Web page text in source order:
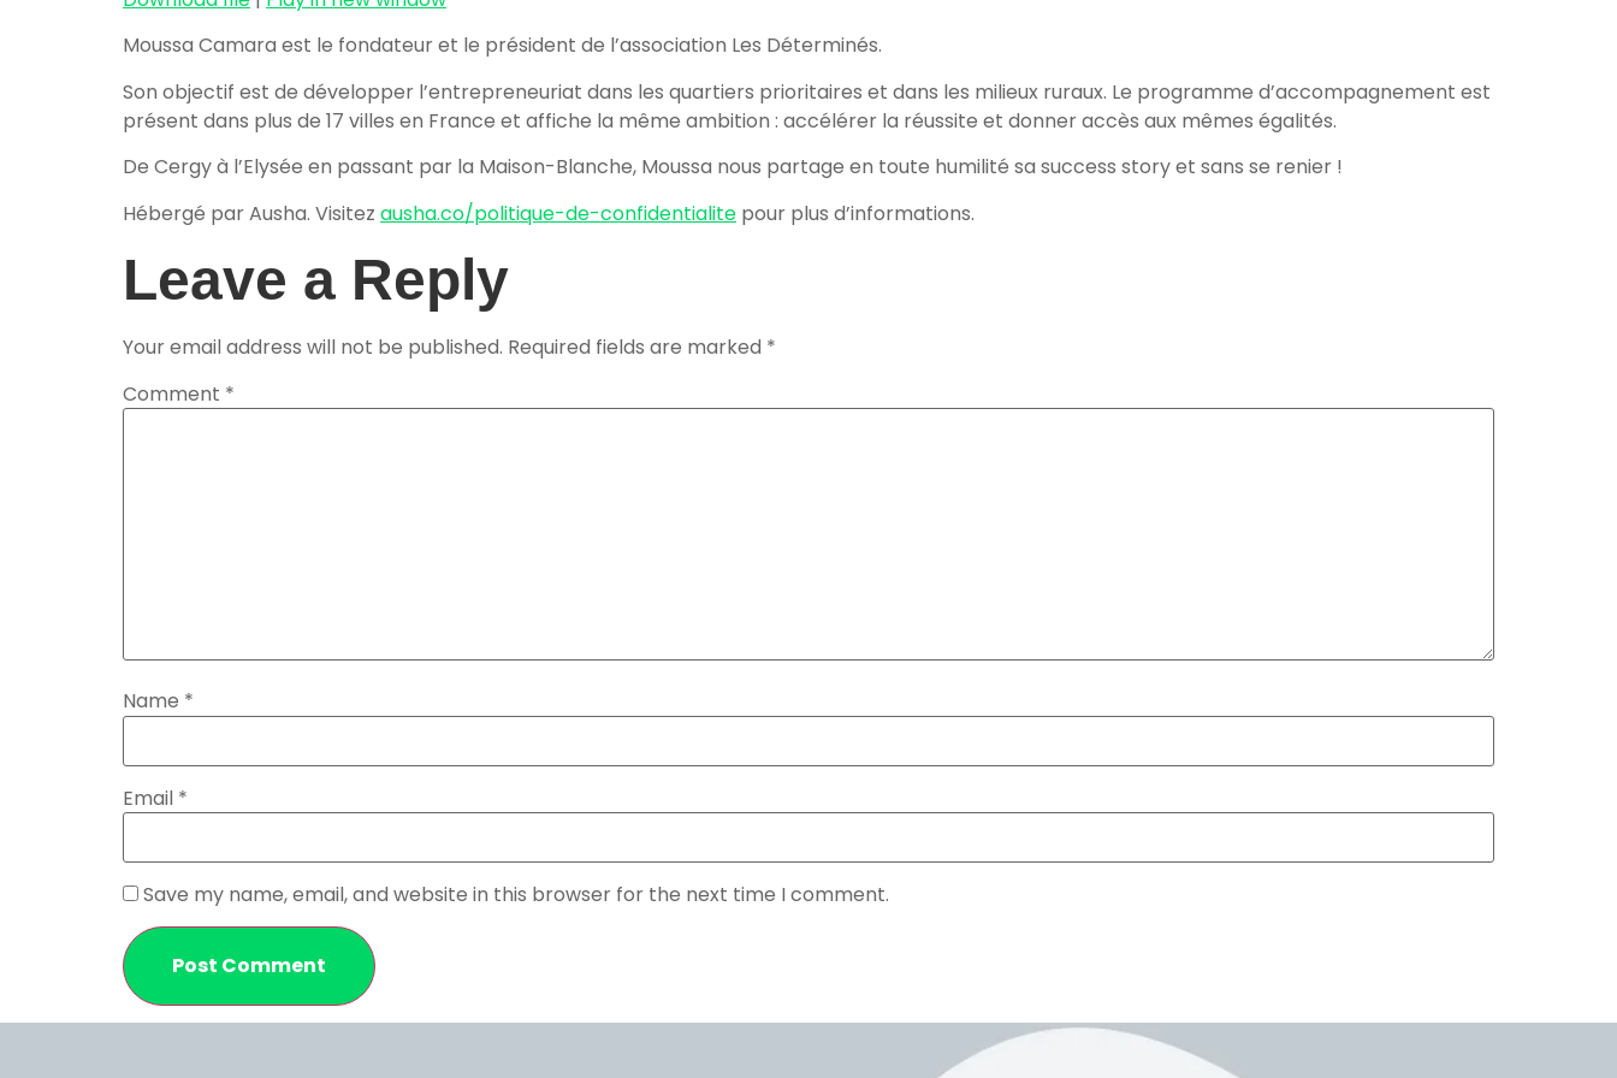
increase
Moussa Camara est le fondateur et le président de l’association Les Déterminés.
Son objectif est de développer l’entrepreneuriat dans les quartiers prioritaires et dans les milieux ruraux. Le programme d’accompagnement est
présent dans plus de 17 villes en France et affiche la même ambition : accélérer la réussite et donner accès aux mêmes égalités.
De Cergy à l’Elysée en passant par la Maison-Blanche, Moussa nous partage en toute humilité sa success story et sans se renier !
Hébergé par Ausha. Visitez ausha.co/politique-de-confidentialite pour plus d’informations.
Leave a Reply
Your email address will not be published. Required fields are marked *
Comment *
Name *
Email *
Save my name, email, and website in this browser for the next time I comment.